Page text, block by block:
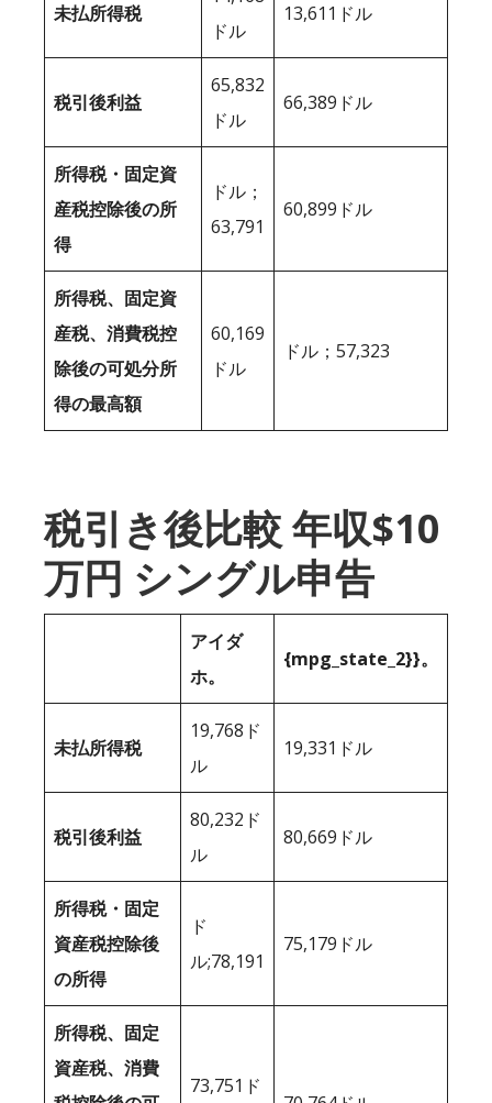
未払所得税
ドル
13,611ドル
税引後利益
65,832
ドル
66,389ドル
所得税・固定資
産税控除後の所
得
ドル；
63,791
60,899ドル
所得税、固定資
産税、消費税控
除後の可処分所
得の最高額
60,169
ドル
ドル；57,323
税引き後比較 年収$10
万円 シングル申告
アイダ
ホ。
{mpg_state_2}}。
未払所得税
19,768ド
ル
19,331ドル
税引後利益
80,232ド
ル
80,669ドル
所得税・固定
資産税控除後
の所得
ド
ル;78,191
75,179ドル
所得税、固定
資産税、消費
73,751ド